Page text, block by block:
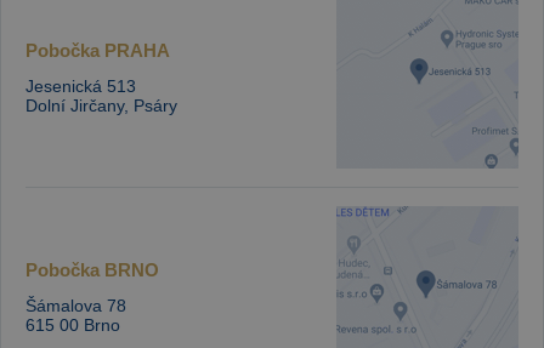
Pobočka PRAHA
Jesenická 513
Dolní Jirčany, Psáry
Pobočka BRNO
Šámalova 78
615 00 Brno